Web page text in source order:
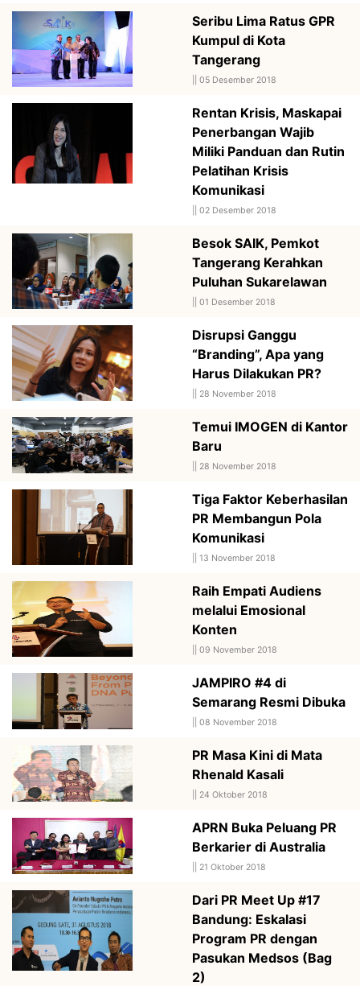
Seribu Lima Ratus GPR
Kumpul di Kota
Tangerang
05 Desember 2018
Rentan Krisis, Maskapai
Penerbangan Wajib
Miliki Panduan dan Rutin
Pelatihan Krisis
Komunikasi
02 Desember 2018
Besok SAIK, Pemkot
Tangerang Kerahkan
Puluhan Sukarelawan
01 Desember 2018
Disrupsi Ganggu
“Branding”, Apa yang
Harus Dilakukan PR?
28 November 2018
Temui IMOGEN di Kantor
Baru
28 November 2018
Tiga Faktor Keberhasilan
PR Membangun Pola
Komunikasi
13 November 2018
Raih Empati Audiens
melalui Emosional
Konten
09 November 2018
JAMPIRO #4 di
Semarang Resmi Dibuka
08 November 2018
PR Masa Kini di Mata
Rhenald Kasali
24 Oktober 2018
APRN Buka Peluang PR
Berkarier di Australia
21 Oktober 2018
Dari PR Meet Up #17
Bandung: Eskalasi
Program PR dengan
Pasukan Medsos (Bag
2)